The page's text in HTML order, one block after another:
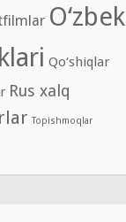
O‘zbek
Qo‘shiqlar
Rus xalq
Topishmoqlar